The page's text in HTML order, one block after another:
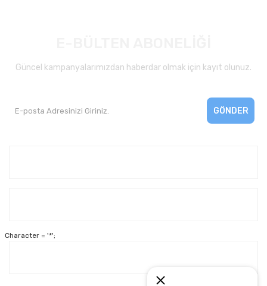
Güncel kampanyalarımızdan haberdar olmak için kayıt olunuz.
GÖNDER
Character = '*';